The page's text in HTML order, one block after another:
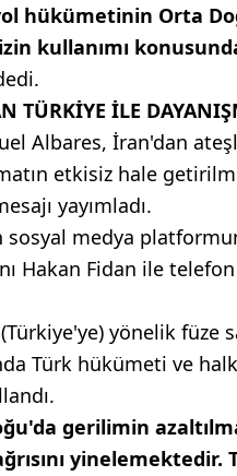
hükümetinin Orta
kullanımı
TÜRKİYE İLE
Albares, İran'dan
etkisiz hale
yayımladı.
medya
Hakan Fidan ile
yönelik füze
Türk hükümeti ve
gerilimin
yinelemektedir.